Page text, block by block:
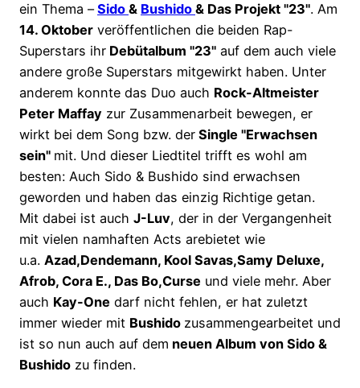
ein Thema – Sido & Bushido & Das Projekt "23". Am
14. Oktober veröffentlichen die beiden Rap-
Superstars ihr Debütalbum "23" auf dem auch viele
andere große Superstars mitgewirkt haben. Unter
anderem konnte das Duo auch Rock-Altmeister
Peter Maffay zur Zusammenarbeit bewegen, er
wirkt bei dem Song bzw. der Single "Erwachsen
sein" mit. Und dieser Liedtitel trifft es wohl am
besten: Auch Sido & Bushido sind erwachsen
geworden und haben das einzig Richtige getan.
Mit dabei ist auch J-Luv, der in der Vergangenheit
mit vielen namhaften Acts arebietet wie
u.a. Azad,Dendemann, Kool Savas,Samy Deluxe,
Afrob, Cora E., Das Bo,Curse und viele mehr. Aber
auch Kay-One darf nicht fehlen, er hat zuletzt
immer wieder mit Bushido zusammengearbeitet und
ist so nun auch auf dem neuen Album von Sido &
Bushido zu finden.